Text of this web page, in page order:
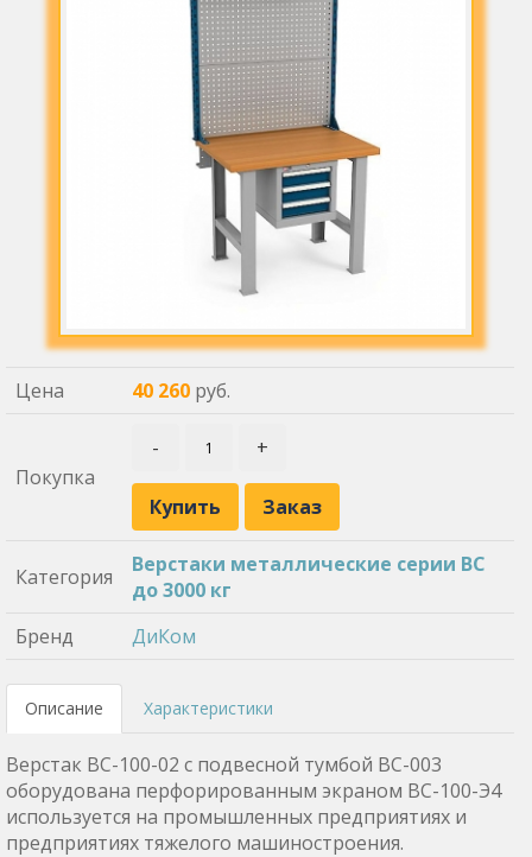
Цена 40 260 руб.
Покупка
- +
Купить Заказ
Категория
Верстаки металлические серии ВС
до 3000 кг
Бренд
ДиКом
Описание Характеристики
Верстак ВС-100-02 с подвесной тумбой ВС-003
оборудована перфорированным экраном ВС-100-Э4
используется на промышленных предприятиях и
предприятиях тяжелого машиностроения.